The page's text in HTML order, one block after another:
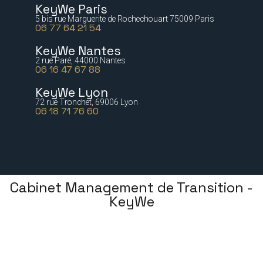
KeyWe Paris
5 bis rue Marguerite de Rochechouart 75009 Paris
06 77 64 21 54
KeyWe Nantes
2 rue Paré, 44000 Nantes
06 16 47 67 88
KeyWe Lyon
72 rue Tronchet, 69006 Lyon
06 18 71 76 60
Cabinet Management de Transition -
KeyWe